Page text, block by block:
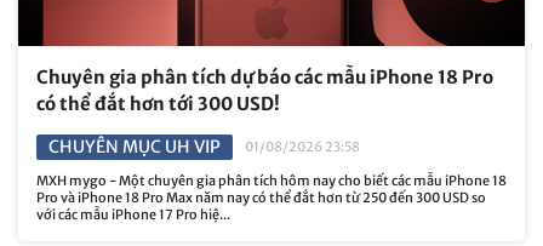
Chuyên gia phân tích dự báo các mẫu iPhone 18 Pro
có thể đắt hơn tới 300 USD!
CHUYÊN MỤC UH VIP
01/08/2026 23:58
MXH mygo - Một chuyên gia phân tích hôm nay cho biết các mẫu iPhone 18
Pro và iPhone 18 Pro Max năm nay có thể đắt hơn từ 250 đến 300 USD so
với các mẫu iPhone 17 Pro hiệ...